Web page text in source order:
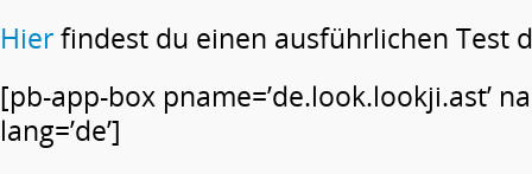
Hierfindest du einen ausführlichen Test
[pb-app-box pname=’de.look.lookji.ast’
lang=’de’]